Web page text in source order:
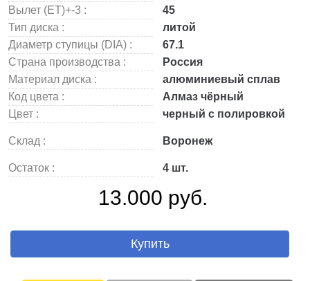
Вылет (ET)+-3 :
45
Тип диска :
литой
Диаметр ступицы (DIA) :
67.1
Страна производства :
Россия
Материал диска :
алюминиевый сплав
Код цвета :
Алмаз чёрный
Цвет :
черный с полировкой
Склад : Воронеж
Остаток : 4 шт.
13.000 руб.
Купить